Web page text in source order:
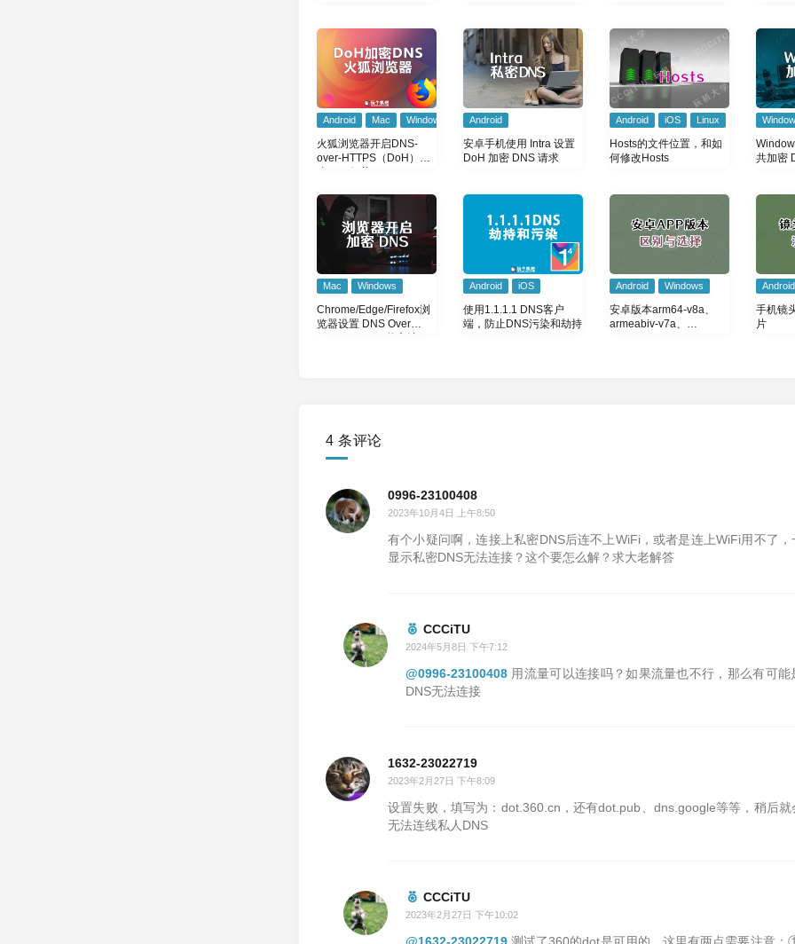
Android Mac Windows
火狐浏览器开启DNS-
over-HTTPS（DoH）解
Android
安卓手机使用 Intra 设置
DoH 加密 DNS 请求
Android iOS Linux
Hosts的文件位置，和如
何修改Hosts
共加密
Mac Windows
Chrome/Edge/Firefox浏
览器设置 DNS Over
Android iOS
使用1.1.1.1 DNS客户
端，防止DNS污染和劫持
Android Windows
安卓版本arm64-v8a、
armeabiv-v7a、
Android
手机镜
片
4 条评论
0996-23100408
2023年10月4日 上午8:50
有个小疑问啊，连接上私密DNS后连不上WiFi，或者是连上WiFi用不了
显示私密DNS无法连接？这个要怎么解？求大老解答
CCCiTU
2024年5月8日 下午7:12
@0996-23100408 用流量可以连接吗？如果流量也不行，那么有可能
DNS无法连接
1632-23022719
2023年2月27日 下午8:09
设置失败，填写为：dot.360.cn，还有dot.pub、dns.google等等，稍后就
无法连线私人DNS
CCCiTU
2023年2月27日 下午10:02